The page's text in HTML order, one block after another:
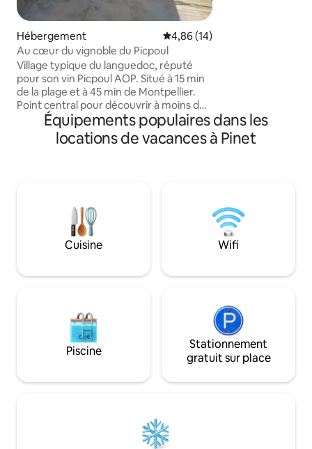
Hébergement Évaluation moyenne sur la
4,86 (14)
Au cœur du vignoble du Picpoul
Village typique du languedoc, réputé
pour son vin Picpoul AOP. Situé à 15 min
de la plage et à 45 min de Montpellier.
Point central pour découvrir à moins de
20 min le canal du midi, Sète, Agde,
Béziers, Pézenas, et l'étang de Thau.
Grand salon traversant avec télévision,
lit double dans la première, deux lits
simples dans la seconde. Parking gratuit
dans la rue.
préalable.
Équipements populaires dans les
locations de vacances à Pinet
Cuisine Wifi
Piscine
Stationnement
gratuit sur place